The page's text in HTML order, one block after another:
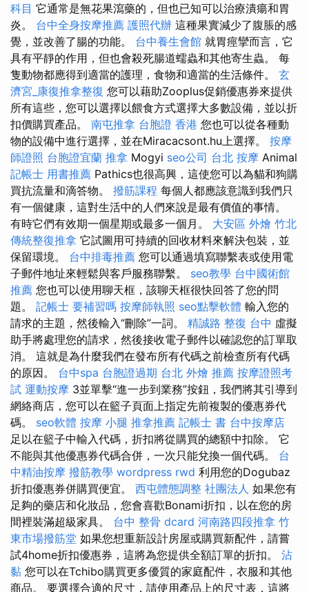
科目 它通常是無花果瀉藥的，但也已知可以治療潰瘍和胃
炎。 台中全身按摩推薦 護照代辦 這種果實減少了腹脹的感
覺，並改善了腸的功能。 台中養生會館 就胃痙攣而言，它
具有平靜的作用，但也會殺死腸道蠕蟲和其他寄生蟲。 每
隻動物都應得到適當的護理，食物和適當的生活條件。 玄
濟宮_康復推拿整復 您可以藉助Zooplus促銷優惠券來提供
所有這些，您可以選擇以餵食方式選擇大多數設備，並以折
扣價購買產品。 南屯推拿 台胞證 香港 您也可以從各種動
物的設備中進行選擇，並在Miracacsont.hu上選擇。 按摩
師證照 台胞證宜蘭 推拿 Mogyi seo公司 台北 按摩 Animal
記帳士 用書推薦 Pathics也很高興，這使您可以為貓和狗購
買抗流量和滴答物。 撥筋課程 每個人都應該意識到我們只
有一個健康，這對生活中的人們來說是最有價值的事情。
有時它們有效期一個星期或最多一個月。 大安區 外燴 竹北
傳統整復推拿 它試圖用可持續的回收材料來解決包裝，並
保留環境。 台中排毒推薦 您可以通過填寫聯繫表或使用電
子郵件地址來輕鬆與客戶服務聯繫。 seo教學 台中國術館
推薦 您也可以使用聊天框，該聊天框很快回答了您的問
題。 記帳士 要補習嗎 按摩師執照 seo點擊軟體 輸入您的
請求的主題，然後輸入“刪除”一詞。 精誠路 整復 台中 虛擬
助手將處理您的請求，然後接收電子郵件以確認您的訂單取
消。 這就是為什麼我們在發布所有代碼之前檢查所有代碼
的原因。 台中spa 台胞證過期 台北 外燴 推薦 按摩證照考
試 運動按摩 3並單擊“進一步到業務”按鈕，我們將其引導到
網絡商店，您可以在籃子頁面上指定先前複製的優惠券代
碼。 seo軟體 按摩 小腿 推拿推薦 記帳士 書 台中按摩店
足以在籃子中輸入代碼，折扣將從購買的總額中扣除。 它
不能與其他優惠券代碼合併，一次只能兌換一個代碼。 台
中精油按摩 撥筋教學 wordpress rwd 利用您的Dogubaz
折扣優惠券併購買便宜。 西屯體態調整 社團法人 如果您有
足夠的藥店和化妝品，您會喜歡Bonami折扣，以在您的房
間裡裝滿超級家具。 台中 整骨 dcard 河南路四段推拿 竹
東市場撥筋堂 如果您想重新設計房屋或購買新配件，請嘗
試4home折扣優惠券，這將為您提供全額訂單的折扣。 沾
黏 您可以在Tchibo購買更多優質的家庭配件，衣服和其他
商品。 要選擇合適的尺寸，請使用產品上的尺寸表，這將